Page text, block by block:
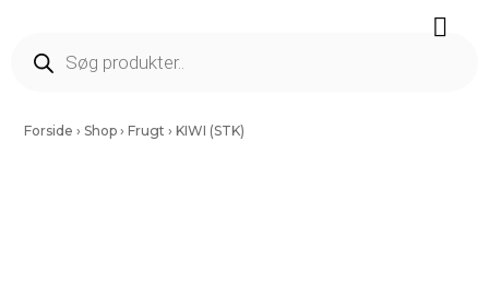
Forside ›Shop ›Frugt ›KIWI (STK)